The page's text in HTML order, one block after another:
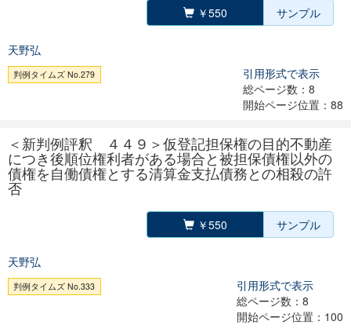
￥550 サンプル
天野弘
判例タイムズ No.279
引用形式で表示
総ページ数：8
開始ページ位置：88
＜新判例評釈 ４４９＞仮登記担保権の目的不動産
につき後順位権利者がある場合と被担保債権以外の
債権を自働債権とする清算金支払債務との相殺の許
否
￥550 サンプル
天野弘
判例タイムズ No.333
引用形式で表示
総ページ数：8
開始ページ位置：100